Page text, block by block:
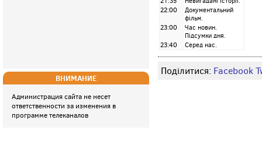
ВНИМАНИЕ
Администрация сайта не несет
ответственности за изменения в
программе телеканалов
22:00
Документальний
фільм.
23:00
Час новин.
Підсумки дня.
23:40
Серед нас.
Поділитися: Facebook